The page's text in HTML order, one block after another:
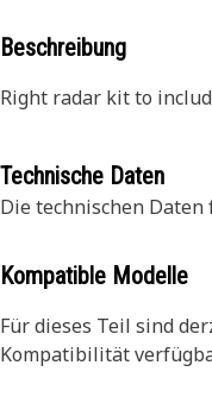
Beschreibung
Right radar kit to
Technische Daten
Die technischen
Kompatible Modelle
Für dieses Teil sind
Kompatibilität